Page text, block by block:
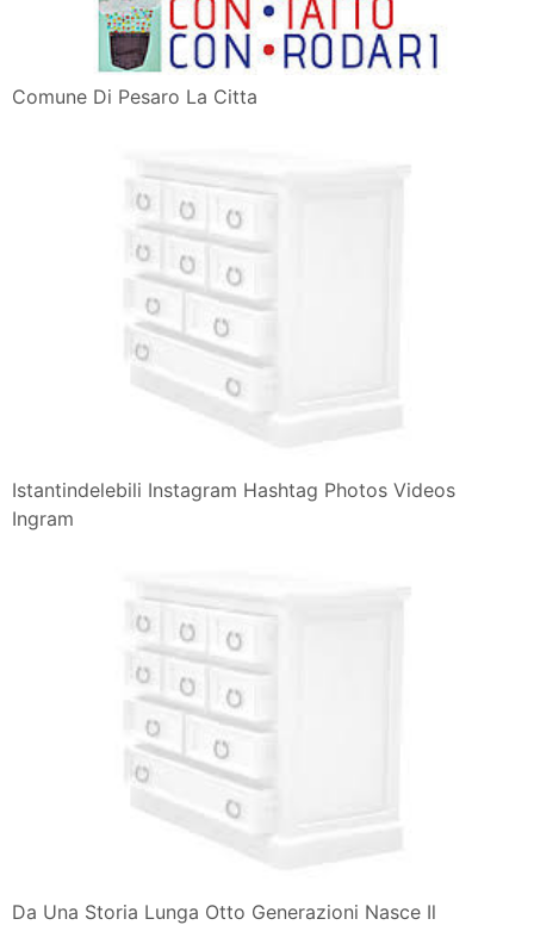
Comune Di Pesaro La Citta
Istantindelebili Instagram Hashtag Photos Videos
Ingram
Da Una Storia Lunga Otto Generazioni Nasce Il